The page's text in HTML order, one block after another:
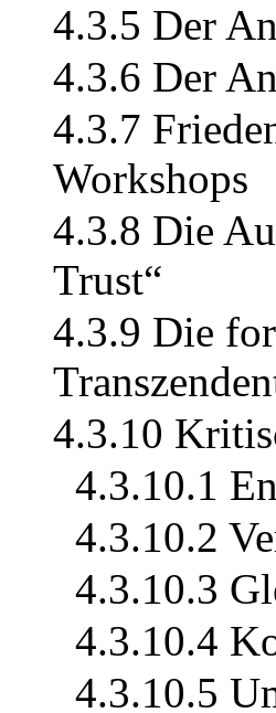
4.3.5 Der
4.3.6 Der
4.3.7
Workshops
4.3.8 Die
Trust“
4.3.9 Die
4.3.10
4.3.10.1
4.3.10.2
4.3.10.3
4.3.10.4
4.3.10.5